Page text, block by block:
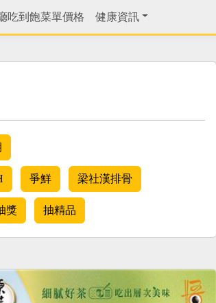
吃到飽菜單價格 健康資訊
爭鮮 梁社漢排骨
獎 抽精品